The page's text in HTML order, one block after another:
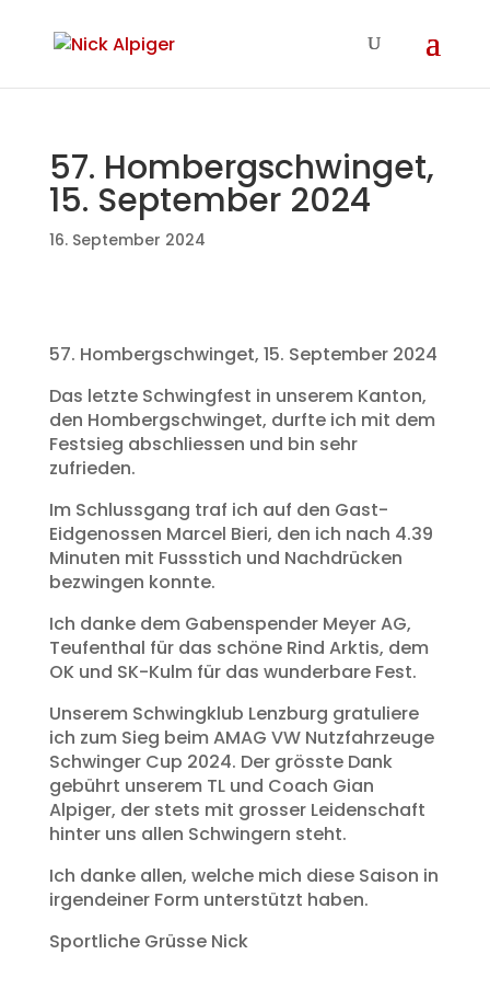
57. Hombergschwinget,
15. September 2024
16. September 2024
57. Hombergschwinget, 15. September 2024
Das letzte Schwingfest in unserem Kanton,
den Hombergschwinget, durfte ich mit dem
Festsieg abschliessen und bin sehr
zufrieden.
Im Schlussgang traf ich auf den Gast-
Eidgenossen Marcel Bieri, den ich nach 4.39
Minuten mit Fussstich und Nachdrücken
bezwingen konnte.
Ich danke dem Gabenspender Meyer AG,
Teufenthal für das schöne Rind Arktis, dem
OK und SK-Kulm für das wunderbare Fest.
Unserem Schwingklub Lenzburg gratuliere
ich zum Sieg beim AMAG VW Nutzfahrzeuge
Schwinger Cup 2024. Der grösste Dank
gebührt unserem TL und Coach Gian
Alpiger, der stets mit grosser Leidenschaft
hinter uns allen Schwingern steht.
Ich danke allen, welche mich diese Saison in
irgendeiner Form unterstützt haben.
Sportliche Grüsse Nick